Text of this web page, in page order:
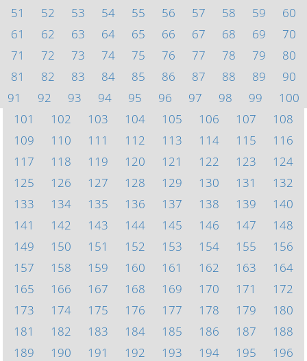
51
52 53 54 55 56 57 58 59
60
61
62 63 64 65 66 67 68 69
70
71
72 73 74 75 76 77 78 79
80
81
82 83 84 85 86 87 88 89
90
91
92 93 94 95 96 97 98 99
100
101
102 103 104 105 106 107
108
109
110 111 112 113 114 115
116
117
118 119 120 121 122 123
124
125
126 127 128 129 130 131
132
133
134 135 136 137 138 139
140
141
142 143 144 145 146 147
148
149
150 151 152 153 154 155
156
157
158 159 160 161 162 163
164
165
166 167 168 169 170 171
172
173
174 175 176 177 178 179
180
181
182 183 184 185 186 187
188
189
190 191 192 193 194 195
196